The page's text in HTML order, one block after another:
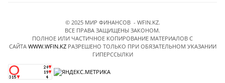
© 2025 МИР ФИНАНСОВ - WFIN.KZ.
ВСЕ ПРАВА ЗАЩИЩЕНЫ ЗАКОНОМ.
ПОЛНОЕ ИЛИ ЧАСТИЧНОЕ КОПИРОВАНИЕ МАТЕРИАЛОВ C
САЙТА WWW.WFIN.KZРАЗРЕШЕНО ТОЛЬКО ПРИ ОБЯЗАТЕЛЬНОМ УКАЗАНИИ
ГИПЕРССЫЛКИ